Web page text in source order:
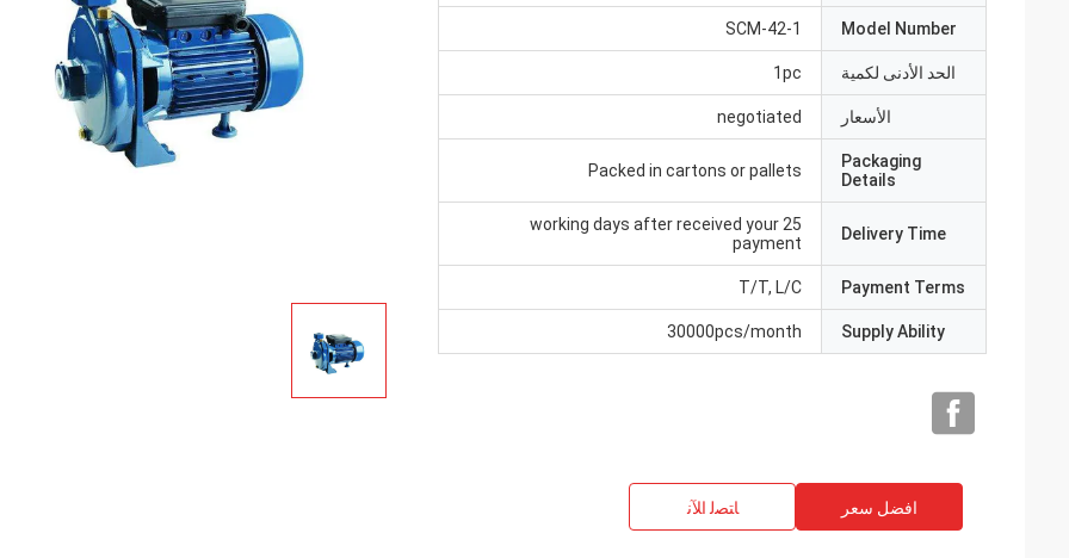
Model Number
SCM-42-1
الحد الأدنى لكمية 1pc
الأسعار negotiated
Packaging
Details
Packed in cartons or pallets
Delivery Time
25 working days after received your
payment
Payment Terms
T/T, L/C
Supply Ability
30000pcs/month
افضل سعر ﺎﺘﺼﻟ ﺍﻶﻧ